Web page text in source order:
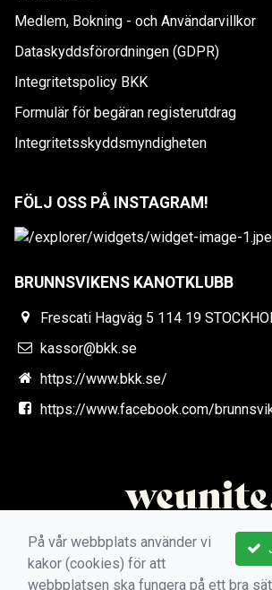
Medlem, Bokning - och Användarvillkor
Dataskyddsförordningen (GDPR)
Integritetspolicy BKK
Formulär för begäran registerutdrag
Integritetsskyddsmyndigheten
FÖLJ OSS PÅ INSTAGRAM!
BRUNNSVIKENS KANOTKLUBB
Frescati Hagväg 5 114 19
kassor@bkk.se
https://www.bkk.se/
https://www.facebook.com/
På vår webbplats använder vi
kakor (cookies) för att
webbplatsen ska fungera på ett bra